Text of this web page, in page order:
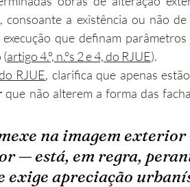
, consoante a existência ou não
que definam
(artigo 4.º, n.ºs 2 e 4, do RJUE).
RJUE, clarifica que apenas
que não alterem a forma das
na imagem
— está, em regra,
exige apreciação